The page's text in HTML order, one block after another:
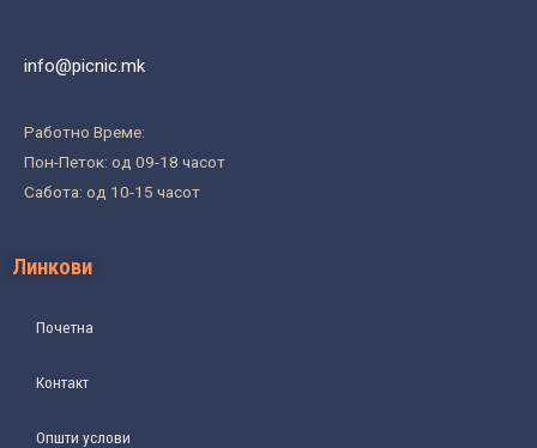
info@picnic.mk
Работно Време:
Пон-Петок: од 09-18 часот
Сабота: од 10-15 часот
Линкови
Почетна
Контакт
Општи услови